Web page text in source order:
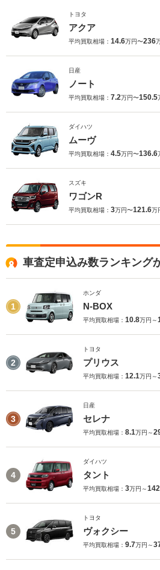
トヨタ
アクア
平均買取相場： 14.6万円〜236
日産
ノート
平均買取相場： 7.2万円〜150.5
ダイハツ
ムーヴ
平均買取相場： 4.5万円〜136.6
スズキ
ワゴンR
平均買取相場： 3万円〜121.6万
車査定申込み数ランキング
1
ホンダ
N-BOX
平均買取相場： 10.8万円～
2
トヨタ
プリウス
平均買取相場： 12.1万円～
3
日産
セレナ
平均買取相場： 8.1万円～
4
ダイハツ
タント
平均買取相場： 3万円～
5
トヨタ
ヴォクシー
平均買取相場： 9.7万円～